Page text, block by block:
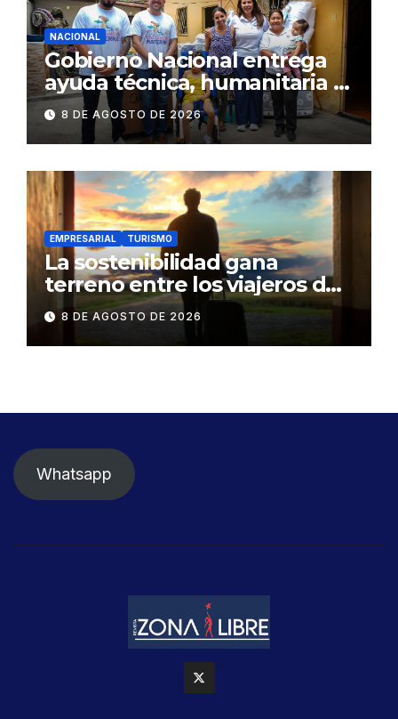
NACIONAL
Gobierno Nacional entrega
ayuda técnica, humanitaria y
Bono Joaquín Gallegos Lara a
familia en situación de
vulnerabilidad
8 DE AGOSTO DE 2026
EMPRESARIAL TURISMO
La sostenibilidad gana
terreno entre los viajeros de
negocios
8 DE AGOSTO DE 2026
Whatsapp